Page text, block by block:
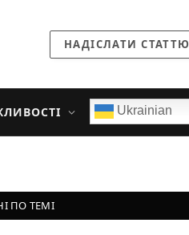
НАДІСЛАТИ СТАТТЮ
Ukrainian
ПО ТЕМІ